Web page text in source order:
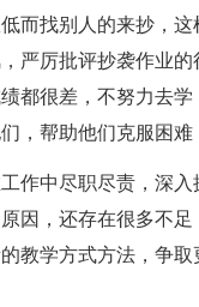
而找别人的来抄，
严厉批评抄袭作业
都很差，不努力去
，帮助他们克服困难
中尽职尽责，深入
因，还存在很多不
教学方式方法，争取